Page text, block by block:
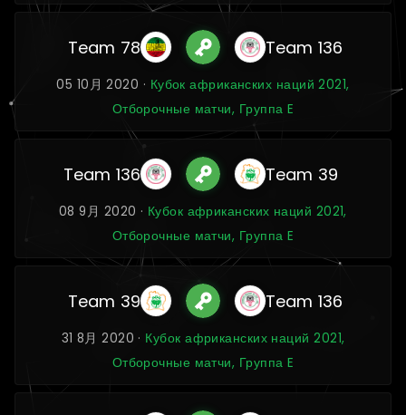
Team 78 Team 136
05 10月 2020 · Кубок африканских наций 2021,
Отборочные матчи, Группа E
Team 136 Team 39
08 9月 2020 · Кубок африканских наций 2021,
Отборочные матчи, Группа E
Team 39 Team 136
31 8月 2020 · Кубок африканских наций 2021,
Отборочные матчи, Группа E